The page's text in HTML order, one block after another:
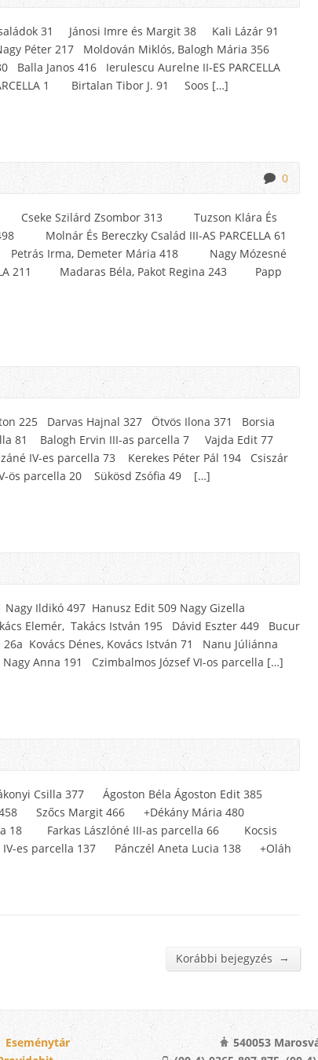
31 Jánosi Imre és Margit 38 Kali Lázár 91
Péter 217 Moldován Miklós, Balogh Mária 356
Balla Janos 416 Ierulescu Aurelne II-ES PARCELLA
1 Birtalan Tibor J. 91 Soos […]
0
Cseke Szilárd Zsombor 313 Tuzson Klára És
Molnár És Bereczky Család III-AS PARCELLA 61
Petrás Irma, Demeter Mária 418 Nagy Mózesné
211 Madaras Béla, Pakot Regina 243 Papp
225 Darvas Hajnal 327 Ötvös Ilona 371 Borsia
81 Balogh Ervin III-as parcella 7 Vajda Edit 77
IV-es parcella 73 Kerekes Péter Pál 194 Csiszár
V-ös parcella 20 Sükösd Zsófia 49 […]
Ildikó 497 Hanusz Edit 509 Nagy Gizella
Elemér, Takács István 195 Dávid Eszter 449 Bucur
Kovács Dénes, Kovács István 71 Nanu Júliánna
Anna 191 Czimbalmos József VI-os parcella […]
Csilla 377 Ágoston Béla Ágoston Edit 385
458 Szőcs Margit 466 +Dékány Mária 480
18 Farkas Lászlóné III-as parcella 66 Kocsis
IV-es parcella 137 Pánczél Aneta Lucia 138 +Oláh
Korábbi bejegyzés →
Eseménytár
540053